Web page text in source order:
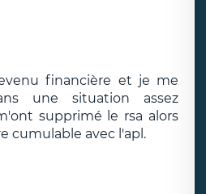
financière et je me
une situation assez
supprimé le rsa alors
cumulable avec l'apl.